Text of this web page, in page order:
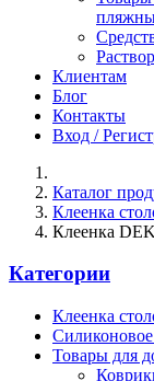
Клиентам
Блог
Контакты
Вход /
Каталог
Клеенка
Клеенка
Категории
Клеенка
Товары для